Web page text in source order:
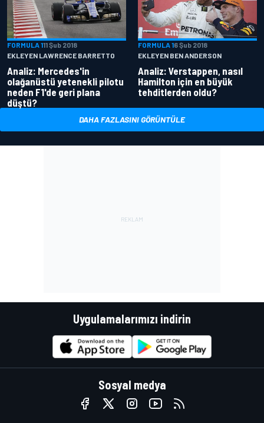
FORMULA 111 Şub 2018
EKLEYEN LAWRENCE BARRETTO
Analiz: Mercedes'in
olağanüstü yetenekli pilotu
neden F1'de geri plana
düştü?
FORMULA 16 Şub 2018
EKLEYEN BEN ANDERSON
Analiz: Verstappen, nasıl
Hamilton için en büyük
tehditlerden oldu?
DAHA FAZLASINI GÖRÜNTÜLE
Uygulamalarımızı indirin
Sosyal medya